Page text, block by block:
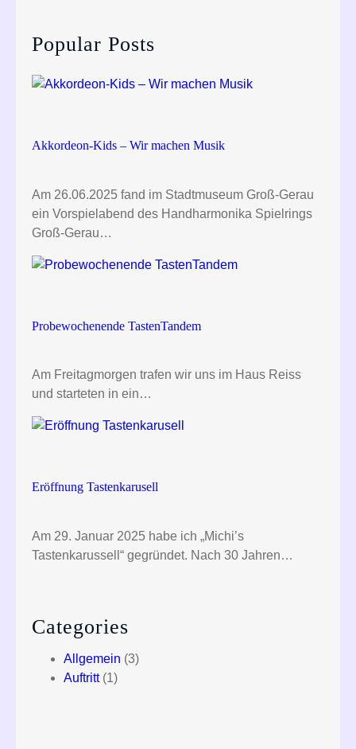
h
Popular Posts
Akkordeon-Kids – Wir machen Musik
Am 26.06.2025 fand im Stadtmuseum Groß-Gerau
ein Vorspielabend des Handharmonika Spielrings
Groß-Gerau…
Probewochenende TastenTandem
Am Freitagmorgen trafen wir uns im Haus Reiss
und starteten in ein…
Eröffnung Tastenkarusell
Am 29. Januar 2025 habe ich „Michi’s
Tastenkarussell“ gegründet. Nach 30 Jahren…
Categories
Allgemein (3)
Auftritt(1)